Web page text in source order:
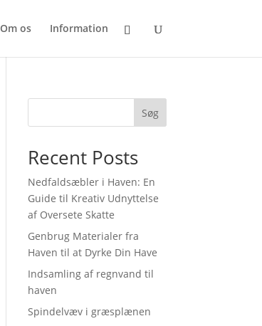
Om os Information
Søg
Recent Posts
Nedfaldsæbler i Haven: En
Guide til Kreativ Udnyttelse
af Oversete Skatte
Genbrug Materialer fra
Haven til at Dyrke Din Have
Indsamling af regnvand til
haven
Spindelvæv i græsplænen